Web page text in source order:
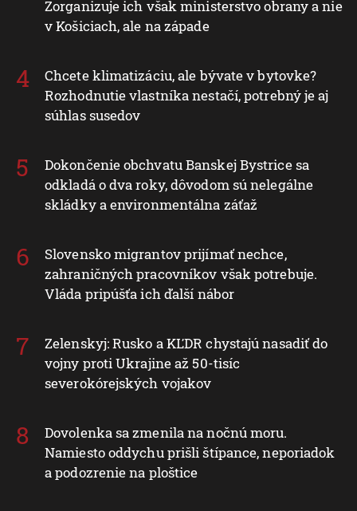
Zorganizuje ich však ministerstvo obrany a nie
v Košiciach, ale na západe
Chcete klimatizáciu, ale bývate v bytovke?
Rozhodnutie vlastníka nestačí, potrebný je aj
súhlas susedov
Dokončenie obchvatu Banskej Bystrice sa
odkladá o dva roky, dôvodom sú nelegálne
skládky a environmentálna záťaž
Slovensko migrantov prijímať nechce,
zahraničných pracovníkov však potrebuje.
Vláda pripúšťa ich ďalší nábor
Zelenskyj: Rusko a KĽDR chystajú nasadiť do
vojny proti Ukrajine až 50-tisíc
severokórejských vojakov
Dovolenka sa zmenila na nočnú moru.
Namiesto oddychu prišli štípance, neporiadok
a podozrenie na ploštice